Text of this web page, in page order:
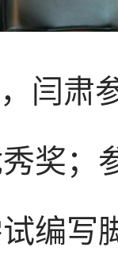
闫肃
奖；
编写